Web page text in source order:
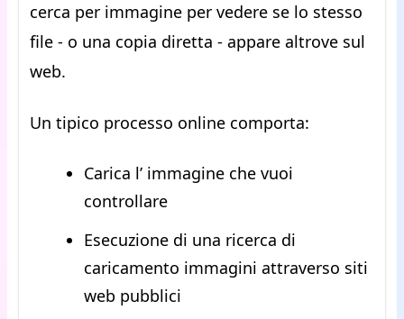
cerca per immagine per vedere se lo stesso
file - o una copia diretta - appare altrove sul
web.
Un tipico processo online comporta:
Carica l’ immagine che vuoi
controllare
Esecuzione di una ricerca di
caricamento immagini attraverso siti
web pubblici